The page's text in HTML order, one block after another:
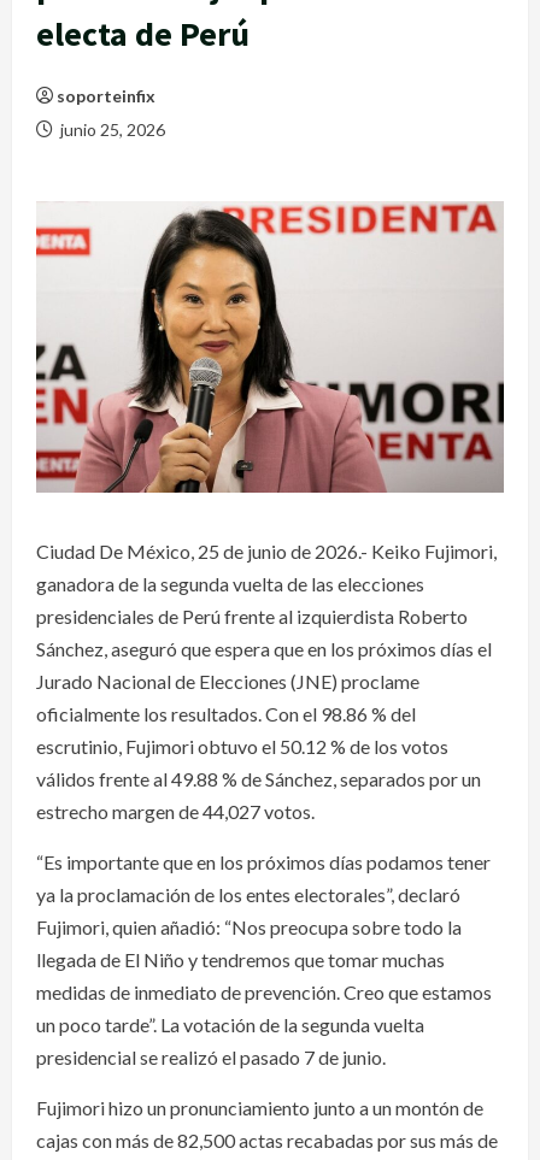
electa de Perú
soporteinfix
junio 25, 2026
Ciudad De México, 25 de junio de 2026.- Keiko Fujimori,
ganadora de la segunda vuelta de las elecciones
presidenciales de Perú frente al izquierdista Roberto
Sánchez, aseguró que espera que en los próximos días el
Jurado Nacional de Elecciones (JNE) proclame
oficialmente los resultados. Con el 98.86 % del
escrutinio, Fujimori obtuvo el 50.12 % de los votos
válidos frente al 49.88 % de Sánchez, separados por un
estrecho margen de 44,027 votos.
“Es importante que en los próximos días podamos tener
ya la proclamación de los entes electorales”, declaró
Fujimori, quien añadió: “Nos preocupa sobre todo la
llegada de El Niño y tendremos que tomar muchas
medidas de inmediato de prevención. Creo que estamos
un poco tarde”. La votación de la segunda vuelta
presidencial se realizó el pasado 7 de junio.
Fujimori hizo un pronunciamiento junto a un montón de
cajas con más de 82,500 actas recabadas por sus más de